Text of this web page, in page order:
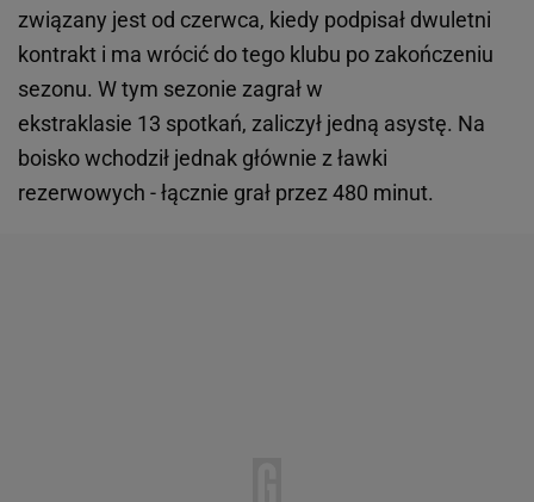
związany jest od czerwca, kiedy podpisał dwuletni
kontrakt i ma wrócić do tego klubu po zakończeniu
sezonu. W tym sezonie zagrał w
ekstraklasie 13 spotkań, zaliczył jedną asystę. Na
boisko wchodził jednak głównie z ławki
rezerwowych - łącznie grał przez 480 minut.